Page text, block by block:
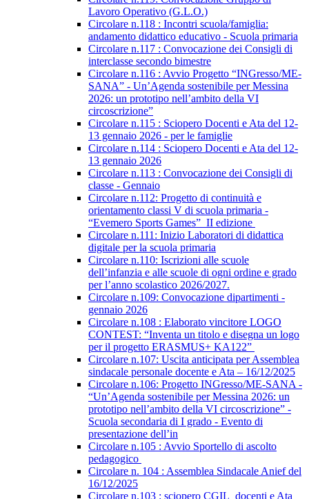
Lavoro Operativo (G.L.O.)
Circolare n.118 : Incontri scuola/famiglia:
andamento didattico educativo - Scuola primaria
Circolare n.117 : Convocazione dei Consigli di
interclasse secondo bimestre
Circolare n.116 : Avvio Progetto “INGresso/ME-
SANA” - Un’Agenda sostenibile per Messina
2026: un prototipo nell’ambito della VI
circoscrizione”
Circolare n.115 : Sciopero Docenti e Ata del 12-
13 gennaio 2026 - per le famiglie
Circolare n.114 : Sciopero Docenti e Ata del 12-
13 gennaio 2026
Circolare n.113 : Convocazione dei Consigli di
classe - Gennaio
Circolare n.112: Progetto di continuità e
orientamento classi V di scuola primaria -
“Evemero Sports Games” II edizione
Circolare n.111: Inizio Laboratori di didattica
digitale per la scuola primaria
Circolare n.110: Iscrizioni alle scuole
dell’infanzia e alle scuole di ogni ordine e grado
per l’anno scolastico 2026/2027.
Circolare n.109: Convocazione dipartimenti -
gennaio 2026
Circolare n.108 : Elaborato vincitore LOGO
CONTEST: “Inventa un titolo e disegna un logo
per il progetto ERASMUS+ KA122”
Circolare n.107: Uscita anticipata per Assemblea
sindacale personale docente e Ata – 16/12/2025
Circolare n.106: Progetto INGresso/ME-SANA -
“Un’Agenda sostenibile per Messina 2026: un
prototipo nell’ambito della VI circoscrizione” -
Scuola secondaria di I grado - Evento di
presentazione dell’in
Circolare n.105 : Avvio Sportello di ascolto
pedagogico
Circolare n. 104 : Assemblea Sindacale Anief del
16/12/2025
Circolare n.103 : sciopero CGIL_docenti e Ata